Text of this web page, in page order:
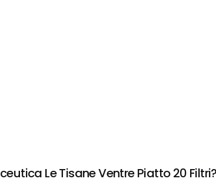
Le Tisane Ventre Piatto 20 Filtri?